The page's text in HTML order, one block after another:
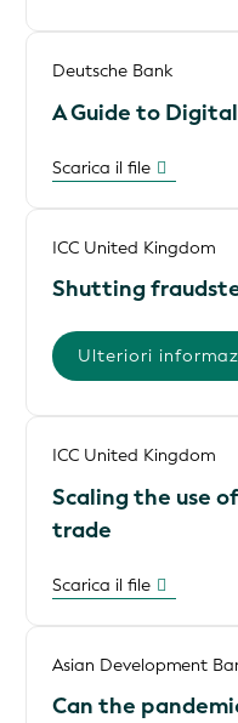
Deutsche Bank
A Guide to
Scarica il file
ICC United Kingdom
Shutting
Ulteriori
ICC United Kingdom
Scaling the use
trade
Scarica il file
Asian Development
Can the